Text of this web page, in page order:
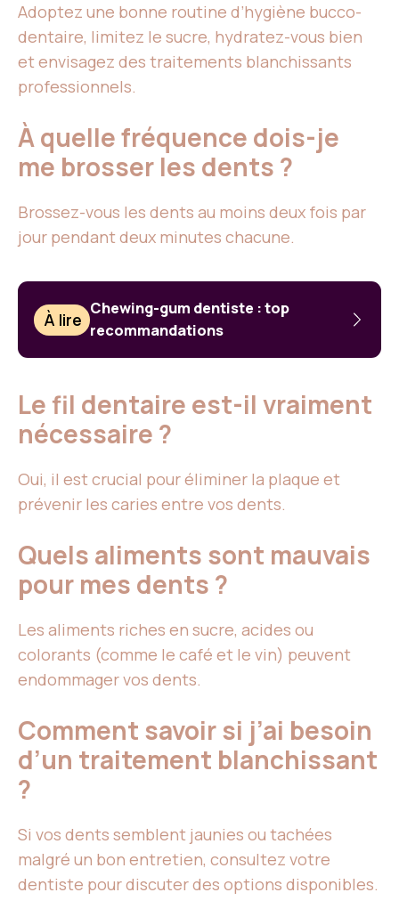
Adoptez une bonne routine d’hygiène bucco-
dentaire, limitez le sucre, hydratez-vous bien
et envisagez des traitements blanchissants
professionnels.
À quelle fréquence dois-je
me brosser les dents ?
Brossez-vous les dents au moins deux fois par
jour pendant deux minutes chacune.
À lire
Chewing-gum dentiste : top
recommandations
Le fil dentaire est-il vraiment
nécessaire ?
Oui, il est crucial pour éliminer la plaque et
prévenir les caries entre vos dents.
Quels aliments sont mauvais
pour mes dents ?
Les aliments riches en sucre, acides ou
colorants (comme le café et le vin) peuvent
endommager vos dents.
Comment savoir si j’ai besoin
d’un traitement blanchissant
?
Si vos dents semblent jaunies ou tachées
malgré un bon entretien, consultez votre
dentiste pour discuter des options disponibles.